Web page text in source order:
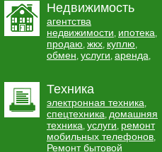
Недвижимость
агентства
недвижимости, ипотека,
продаю, жкх, куплю,
обмен, услуги, аренда,
Техника
электронная техника,
спецтехника, домашняя
техника, услуги, ремонт
мобильных телефонов,
Ремонт бытовой